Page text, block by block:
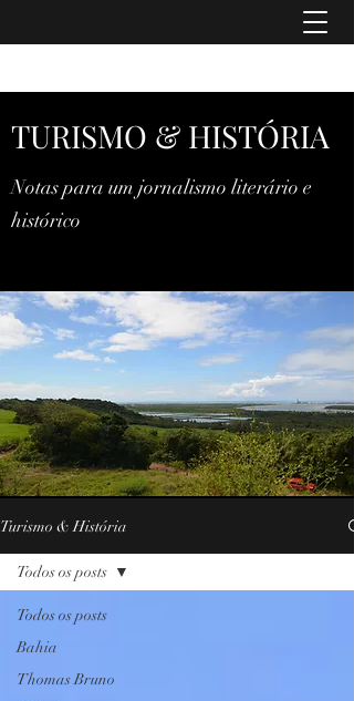
TURISMO & HISTÓRIA
Notas para um jornalismo literário e
histórico
Turismo & História
Todos os posts
Bahia
Thomas Bruno
Todos os posts